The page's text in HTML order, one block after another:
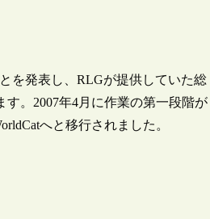
を発表し、RLGが提供していた総
す。2007年4月に作業の第一段階が
へと移行されました。